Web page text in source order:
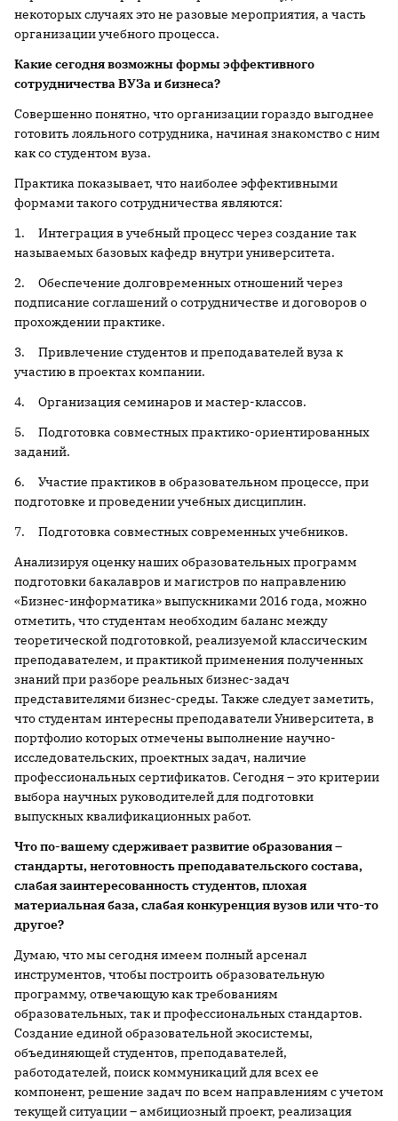
некоторых случаях это не разовые мероприятия, а часть
организации учебного процесса.
Какие сегодня возможны формы эффективного
сотрудничества ВУЗа и бизнеса?
Совершенно понятно, что организации гораздо выгоднее
готовить лояльного сотрудника, начиная знакомство с ним
как со студентом вуза.
Практика показывает, что наиболее эффективными
формами такого сотрудничества являются:
1. Интеграция в учебный процесс через создание так
называемых базовых кафедр внутри университета.
2. Обеспечение долговременных отношений через
подписание соглашений о сотрудничестве и договоров о
прохождении практике.
3. Привлечение студентов и преподавателей вуза к
участию в проектах компании.
4. Организация семинаров и мастер-классов.
5. Подготовка совместных практико-ориентированных
заданий.
6. Участие практиков в образовательном процессе, при
подготовке и проведении учебных дисциплин.
7. Подготовка совместных современных учебников.
Анализируя оценку наших образовательных программ
подготовки бакалавров и магистров по направлению
«Бизнес-информатика» выпускниками 2016 года, можно
отметить, что студентам необходим баланс между
теоретической подготовкой, реализуемой классическим
преподавателем, и практикой применения полученных
знаний при разборе реальных бизнес-задач
представителями бизнес-среды. Также следует заметить,
что студентам интересны преподаватели Университета, в
портфолио которых отмечены выполнение научно-
исследовательских, проектных задач, наличие
профессиональных сертификатов. Сегодня – это критерии
выбора научных руководителей для подготовки
выпускных квалификационных работ.
Что по-вашему сдерживает развитие образования –
стандарты, неготовность преподавательского состава,
слабая заинтересованность студентов, плохая
материальная база, слабая конкуренция вузов или что-то
другое?
Думаю, что мы сегодня имеем полный арсенал
инструментов, чтобы построить образовательную
программу, отвечающую как требованиям
образовательных, так и профессиональных стандартов.
Создание единой образовательной экосистемы,
объединяющей студентов, преподавателей,
работодателей, поиск коммуникаций для всех ее
компонент, решение задач по всем направлениям с учетом
текущей ситуации – амбициозный проект, реализация